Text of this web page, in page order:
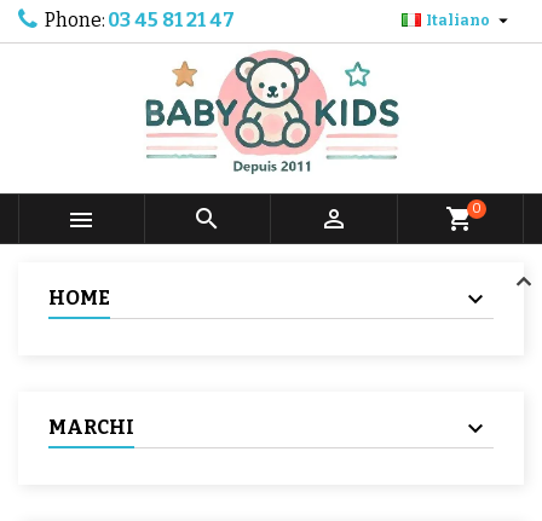
Phone: 03 45 81 21 47 Italiano 
   shopping_cart0
HOME
MARCHI